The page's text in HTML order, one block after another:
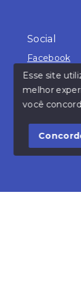
Social
Facebook
© Copyright
SITE PARA IMOBILIARIA
Esse site
melhor
você